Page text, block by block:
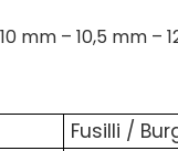
mm – 10,5 mm –
Fusilli /